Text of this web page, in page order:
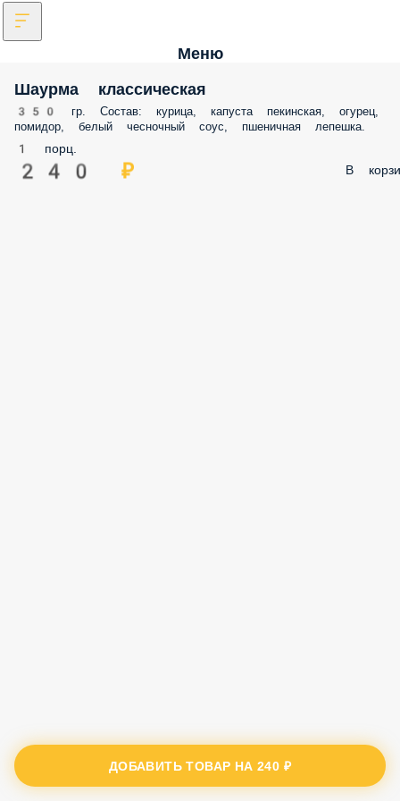
Меню
Шаурма классическая
350 гр. Состав: курица, капуста пекинская, огурец,
помидор, белый чесночный соус, пшеничная лепешка.
1 порц.
240 ₽ В
ДОБАВИТЬ ТОВАР НА240 ₽